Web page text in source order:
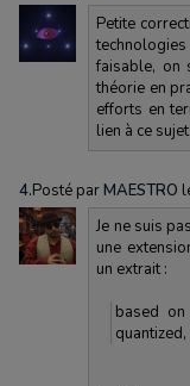
Petite
faisable, on
théorie en
efforts en
lien à ce
4.Posté parMAESTRO
Je ne suis
une
un extrait :
based